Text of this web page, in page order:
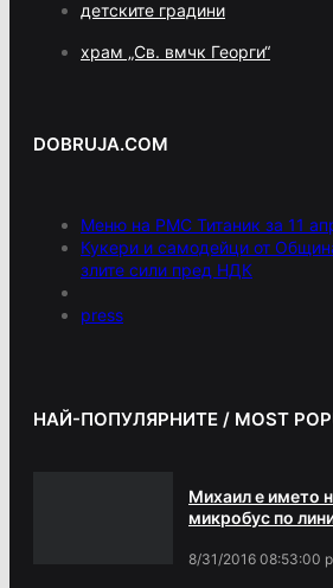
детските градини
храм „Св. вмчк Георги“
DOBRUJA.COM
Меню на РМС Титаник за 11
Кукери и самодейци от
злите сили пред НДК
press
НАЙ-ПОПУЛЯРНИТЕ / MOST
Михаил е името
микробус по
8/31/2016 08:53:00